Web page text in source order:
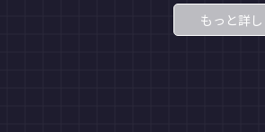
もっと詳